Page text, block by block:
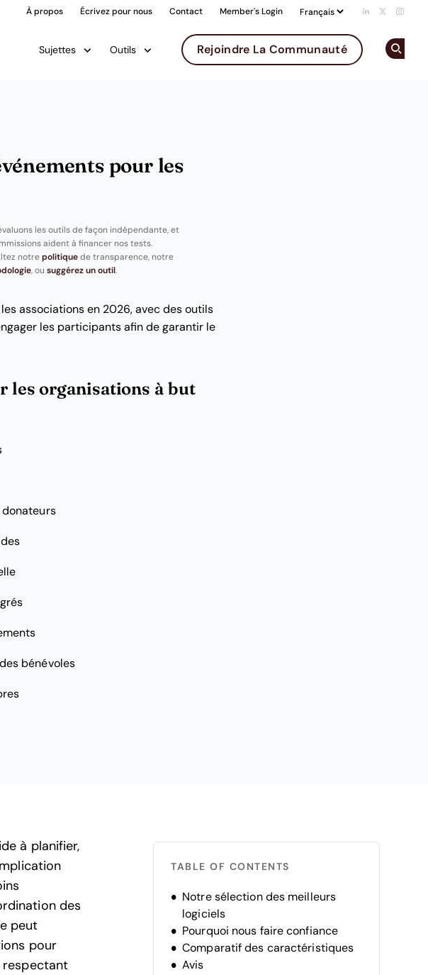
À propos Écrivez pour nous Contact Member's Login Add us on
Follow
Sujettes Outils Rejoindre La Communauté
pour les
les outils de façon indépendante, et
aident à financer nos tests.
notre politiquede transparence, notre
, ou suggérez un outil.
associations en 2026, avec des outils
les participants afin de garantir le
les organisations à but
donateurs
bénévoles
à planifier,
des
peut
pour
respectant
TABLE OF CONTENTS
Notre sélection des meilleurs
logiciels
Pourquoi nous faire confiance
Comparatif des caractéristiques
Avis